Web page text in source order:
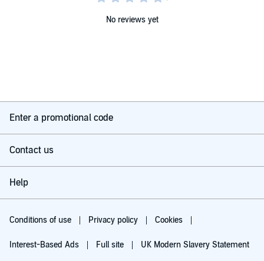
No reviews yet
Enter a promotional code
Contact us
Help
Conditions of use Privacy policy Cookies
Interest-Based Ads Full site UK Modern Slavery Statement